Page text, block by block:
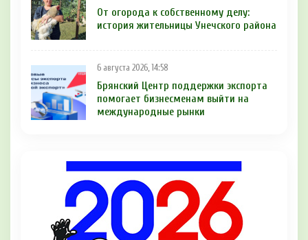
От огорода к собственному делу:
история жительницы Унечского района
6 августа 2026, 14:58
Брянский Центр поддержки экспорта
помогает бизнесменам выйти на
международные рынки